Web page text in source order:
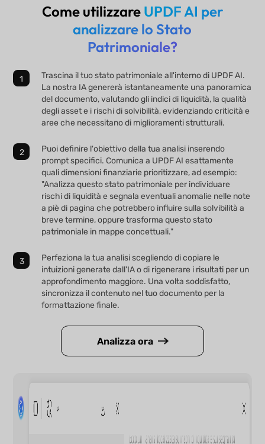
Come utilizzare UPDF AI per
analizzare lo Stato
Patrimoniale?
Trascina il tuo stato patrimoniale all'interno di UPDF AI.
La nostra IA genererà istantaneamente una panoramica
del documento, valutando gli indici di liquidità, la qualità
degli asset e i rischi di solvibilità, evidenziando criticità e
aree che necessitano di miglioramenti strutturali.
Puoi definire l'obiettivo della tua analisi inserendo
prompt specifici. Comunica a UPDF AI esattamente
quali dimensioni finanziarie prioritizzare, ad esempio:
"Analizza questo stato patrimoniale per individuare
rischi di liquidità e segnala eventuali anomalie nelle note
a piè di pagina che potrebbero influire sulla solvibilità a
breve termine, oppure trasforma questo stato
patrimoniale in mappe concettuali."
Perfeziona la tua analisi scegliendo di copiare le
intuizioni generate dall'IA o di rigenerare i risultati per un
approfondimento maggiore. Una volta soddisfatto,
sincronizza il contenuto nel tuo documento per la
formattazione finale.
Analizza ora